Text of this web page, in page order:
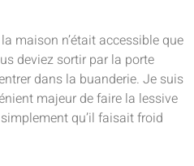
maison n’était accessible que
deviez sortir par la porte
dans la buanderie. Je suis
majeur de faire la lessive
qu’il faisait froid